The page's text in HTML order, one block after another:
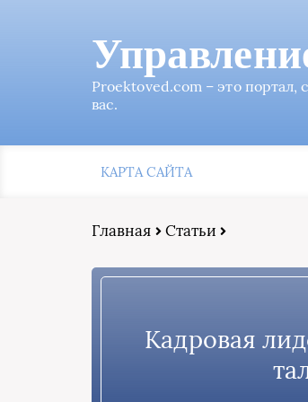
Proektoved.com – это
вас.
КАРТА САЙТА
Главная Статьи
Кадровая